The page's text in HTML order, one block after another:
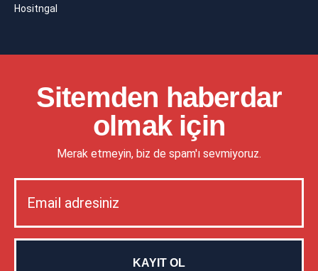
Hositngal
Sitemden haberdar
olmak için
Merak etmeyin, biz de spam'ı sevmiyoruz.